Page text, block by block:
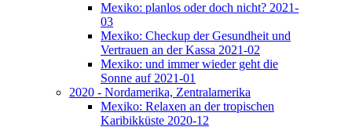
Mexiko: planlos oder doch nicht? 2021-
03
Mexiko: Checkup der Gesundheit und
Vertrauen an der Kassa 2021-02
Mexiko: und immer wieder geht die
Sonne auf 2021-01
2020 - Nordamerika, Zentralamerika
Mexiko: Relaxen an der tropischen
Karibikküste 2020-12